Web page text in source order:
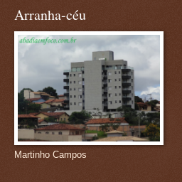
Arranha-céu
Martinho Campos